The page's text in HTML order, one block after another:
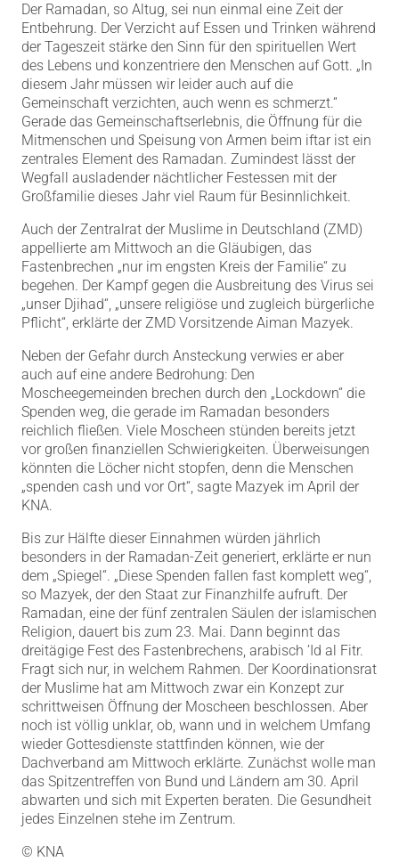
Der Ramadan, so Altug, sei nun einmal eine Zeit der
Entbehrung. Der Verzicht auf Essen und Trinken während
der Tageszeit stärke den Sinn für den spirituellen Wert
des Lebens und konzentriere den Menschen auf Gott. „In
diesem Jahr müssen wir leider auch auf die
Gemeinschaft verzichten, auch wenn es schmerzt.“
Gerade das Gemeinschaftserlebnis, die Öffnung für die
Mitmenschen und Speisung von Armen beim iftar ist ein
zentrales Element des Ramadan. Zumindest lässt der
Wegfall ausladender nächtlicher Festessen mit der
Großfamilie dieses Jahr viel Raum für Besinnlichkeit.
Auch der Zentralrat der Muslime in Deutschland (ZMD)
appellierte am Mittwoch an die Gläubigen, das
Fastenbrechen „nur im engsten Kreis der Familie“ zu
begehen. Der Kampf gegen die Ausbreitung des Virus sei
„unser Djihad“, „unsere religiöse und zugleich bürgerliche
Pflicht“, erklärte der ZMD Vorsitzende Aiman Mazyek.
Neben der Gefahr durch Ansteckung verwies er aber
auch auf eine andere Bedrohung: Den
Moscheegemeinden brechen durch den „Lockdown“ die
Spenden weg, die gerade im Ramadan besonders
reichlich fließen. Viele Moscheen stünden bereits jetzt
vor großen finanziellen Schwierigkeiten. Überweisungen
könnten die Löcher nicht stopfen, denn die Menschen
„spenden cash und vor Ort“, sagte Mazyek im April der
KNA.
Bis zur Hälfte dieser Einnahmen würden jährlich
besonders in der Ramadan-Zeit generiert, erklärte er nun
dem „Spiegel“. „Diese Spenden fallen fast komplett weg“,
so Mazyek, der den Staat zur Finanzhilfe aufruft. Der
Ramadan, eine der fünf zentralen Säulen der islamischen
Religion, dauert bis zum 23. Mai. Dann beginnt das
dreitägige Fest des Fastenbrechens, arabisch ’Id al Fitr.
Fragt sich nur, in welchem Rahmen. Der Koordinationsrat
der Muslime hat am Mittwoch zwar ein Konzept zur
schrittweisen Öffnung der Moscheen beschlossen. Aber
noch ist völlig unklar, ob, wann und in welchem Umfang
wieder Gottesdienste stattfinden können, wie der
Dachverband am Mittwoch erklärte. Zunächst wolle man
das Spitzentreffen von Bund und Ländern am 30. April
abwarten und sich mit Experten beraten. Die Gesundheit
jedes Einzelnen stehe im Zentrum.
© KNA